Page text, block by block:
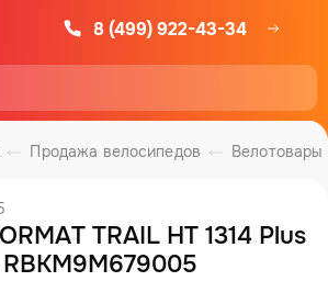
8 (499) 922-43-34
Велотовары
Продажа велосипедов
TRAIL HT 1314 Plus